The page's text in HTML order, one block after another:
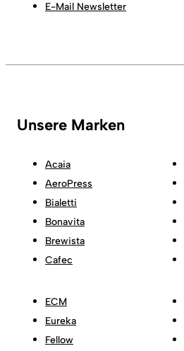
E-Mail Newsletter
Unsere Marken
Acaia
AeroPress
Bialetti
Bonavita
Brewista
Cafec
ECM
Eureka
Fellow